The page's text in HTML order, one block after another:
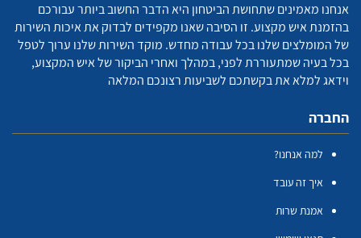
אנחנו מאמינים שתחושת הביטחון היא הדבר החשוב ביותר עבורכם
בהזמנת איש מקצוע. זו הסיבה שאנו מקפידים לבדוק את איכות השירות
של המומלצים שלנו בכל עבודה מחדש. מוקד השירות שלנו ערוך לטפל
בכל בעיה שמתעוררת לפני, במהלך ואחרי הביקור של איש המקצוע,
וידאג למלא את בקשתכם לשביעות רצונכם המלאה
החברה
למה אנחנו?
איך זה עובד
אמנת שרות